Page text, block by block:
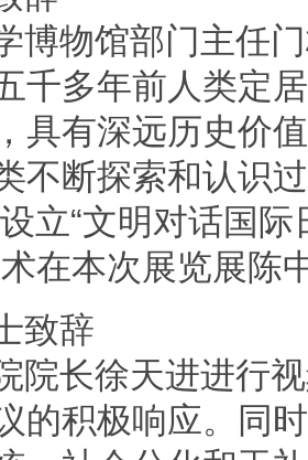
博物馆部门主任
千多年前人类定
具有深远历史价
不断探索和认识
立“文明对话国
在本次展览展陈
致辞
院长徐天进进行
的积极响应。同